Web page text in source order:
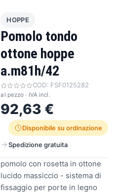
HOPPE
Pomolo tondo
ottone hoppe
a.m81h/42
COD: FSF0125282
al pezzo · IVA incl.
92,63 €
Disponibile su ordinazione
Spedizione gratuita
pomolo con rosetta in ottone
lucido massiccio - sistema di
fissaggio per porte in legno